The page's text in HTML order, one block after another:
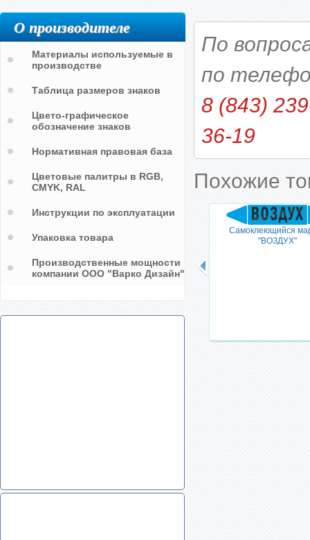
По
по
8 (843)
36-19
Похожие
Самоклеющийся
"ВОЗДУХ"
О производителе
Материалы используемые в
производстве
Таблица размеров знаков
Цвето-графическое
обозначение знаков
Нормативная правовая база
Цветовые палитры в RGB,
CMYK, RAL
Инструкции по эксплуатации
Упаковка товара
Производственные мощности
компании ООО "Варко Дизайн"